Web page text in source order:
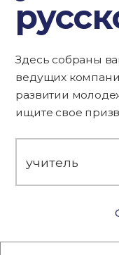
Здесь собраны
ведущих
развитии
ищите свое